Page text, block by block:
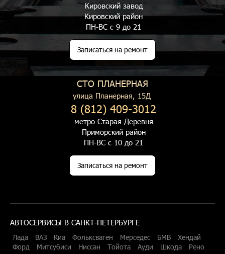
Кировский завод
Кировский район
ПН-ВС с 9 до 21
Записаться на ремонт
СТО ПЛАНЕРНАЯ
улица Планерная, 15Д
8 (812) 409-3012
метро Старая Деревня
Приморский район
ПН-ВС с 10 до 21
Записаться на ремонт
АВТОСЕРВИСЫ В САНКТ-ПЕТЕРБУРГЕ
Лада ВАЗ Киа Фольксваген Мерседес БМВ
Хендай
Форд
Митсубиси Ниссан Тойота Ауди Шкода
Рено